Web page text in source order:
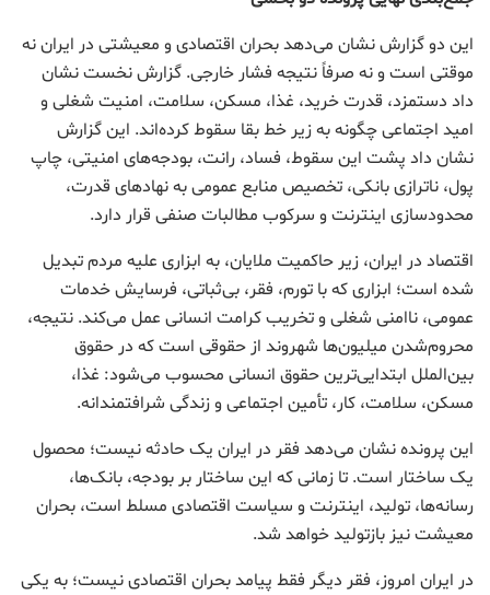
این دو گزارش نشان می‌دهد بحران اقتصادی و معیشتی در ایران نه
موقتی است و نه صرفاً نتیجه فشار خارجی. گزارش نخست نشان
داد دستمزد، قدرت خرید، غذا، مسکن، سلامت، امنیت شغلی و
امید اجتماعی چگونه به زیر خط بقا سقوط کرده‌اند. این گزارش
نشان داد پشت این سقوط، فساد، رانت، بودجه‌های امنیتی، چاپ
پول، ناترازی بانکی، تخصیص منابع عمومی به نهادهای قدرت،
محدودسازی اینترنت و سرکوب مطالبات صنفی قرار دارد.
اقتصاد در ایران، زیر حاکمیت ملایان، به ابزاری علیه مردم تبدیل
شده است؛ ابزاری که با تورم، فقر، بی‌ثباتی، فرسایش خدمات
عمومی، ناامنی شغلی و تخریب کرامت انسانی عمل می‌کند. نتیجه،
محروم‌شدن میلیون‌ها شهروند از حقوقی است که در حقوق
بین‌الملل ابتدایی‌ترین حقوق انسانی محسوب می‌شود: غذا،
مسکن، سلامت، کار، تأمین اجتماعی و زندگی شرافتمندانه.
این پرونده نشان می‌دهد فقر در ایران یک حادثه نیست؛ محصول
یک ساختار است. تا زمانی که این ساختار بر بودجه، بانک‌ها،
رسانه‌ها، تولید، اینترنت و سیاست اقتصادی مسلط است، بحران
معیشت نیز بازتولید خواهد شد.
در ایران امروز، فقر دیگر فقط پیامد بحران اقتصادی نیست؛ به یکی